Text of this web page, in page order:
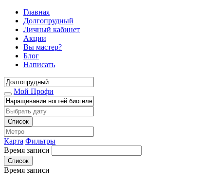
Главная
Долгопрудный
Личный кабинет
Акции
Вы мастер?
Блог
Написать
Мой Профи
Список
Карта Фильтры
Время записи
Список
Время записи